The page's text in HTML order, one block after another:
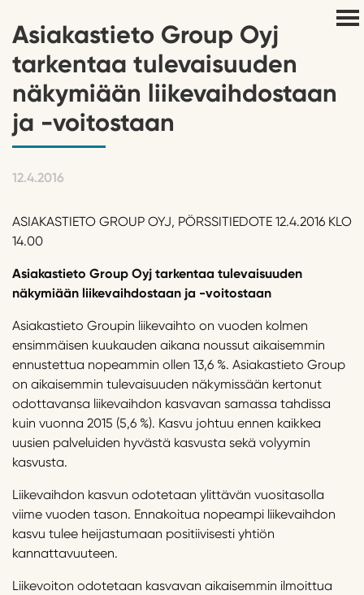
Asiakastieto Group Oyj
tarkentaa tulevaisuuden
näkymiään liikevaihdostaan
ja -voitostaan
12.4.2016
ASIAKASTIETO GROUP OYJ, PÖRSSITIEDOTE 12.4.2016 KLO
14.00
Asiakastieto Group Oyj tarkentaa tulevaisuuden
näkymiään liikevaihdostaan ja -voitostaan
Asiakastieto Groupin liikevaihto on vuoden kolmen
ensimmäisen kuukauden aikana noussut aikaisemmin
ennustettua nopeammin ollen 13,6 %. Asiakastieto Group
on aikaisemmin tulevaisuuden näkymissään kertonut
odottavansa liikevaihdon kasvavan samassa tahdissa
kuin vuonna 2015 (5,6 %). Kasvu johtuu ennen kaikkea
uusien palveluiden hyvästä kasvusta sekä volyymin
kasvusta.
Liikevaihdon kasvun odotetaan ylittävän vuositasolla
viime vuoden tason. Ennakoitua nopeampi liikevaihdon
kasvu tulee heijastumaan positiivisesti yhtiön
kannattavuuteen.
Liikevoiton odotetaan kasvavan aikaisemmin ilmoittua